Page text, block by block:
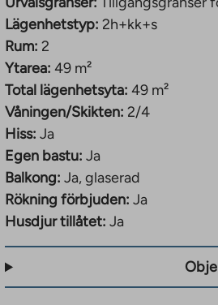
Lägenhetstyp: 2h+kk+s
Rum: 2
Ytarea: 49 m²
Total lägenhetsyta: 49 m²
Våningen/Skikten: 2/4
Hiss: Ja
Egen bastu: Ja
Balkong: Ja, glaserad
Rökning förbjuden: Ja
Husdjur tillåtet: Ja